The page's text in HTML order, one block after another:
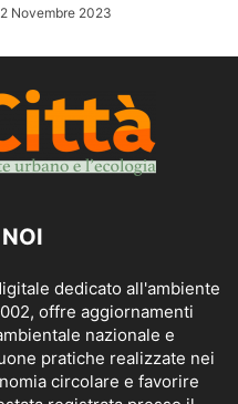
2 Novembre 2023
dedicato all'ambiente
offre aggiornamenti
nazionale e
pratiche realizzate nei
circolare e favorire